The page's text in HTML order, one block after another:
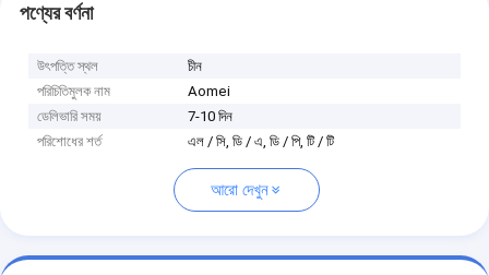
পণ্যের বর্ণনা
উৎপত্তি স্থল
চীন
পরিচিতিমুলক নাম
Aomei
ডেলিভারি সময়
7-10 দিন
পরিশোধের শর্ত
এল / সি, ডি / এ, ডি / পি, টি / টি
আরো দেখুন